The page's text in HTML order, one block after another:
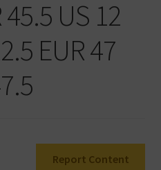
45.5 US 12
EUR 47
Report Content